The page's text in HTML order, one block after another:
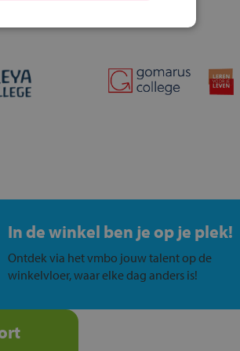
In de winkel ben je op je plek!
Ontdek via het vmbo jouw talent op de
winkelvloer, waar elke dag anders is!